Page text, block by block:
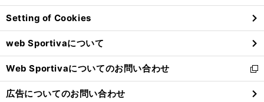
ン
ド
ウ
で
開
く
Setting of Cookies
web Sportivaについて
Web Sportivaについてのお問い合わせ
新
し
い
広告についてのお問い合わせ